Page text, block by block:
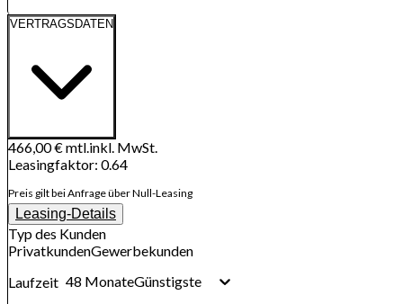
VERTRAGSDATEN
466,00 €mtl. inkl. MwSt.
Leasingfaktor: 0.64
Preis gilt bei Anfrage über Null-Leasing
Leasing-Details
Typ des Kunden
PrivatkundenGewerbekunden
Laufzeit 48 MonateGünstigste